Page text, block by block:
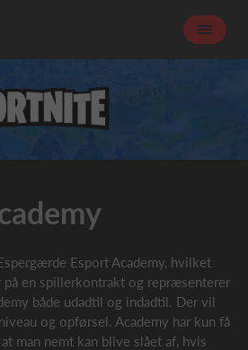
Esport Academy, hvilket
på en spillerkontrakt og repræsenterer
både udadtil og indadtil. Der vil
og opførsel. Academy har kun få
man nemt kan blive slået af, hvis